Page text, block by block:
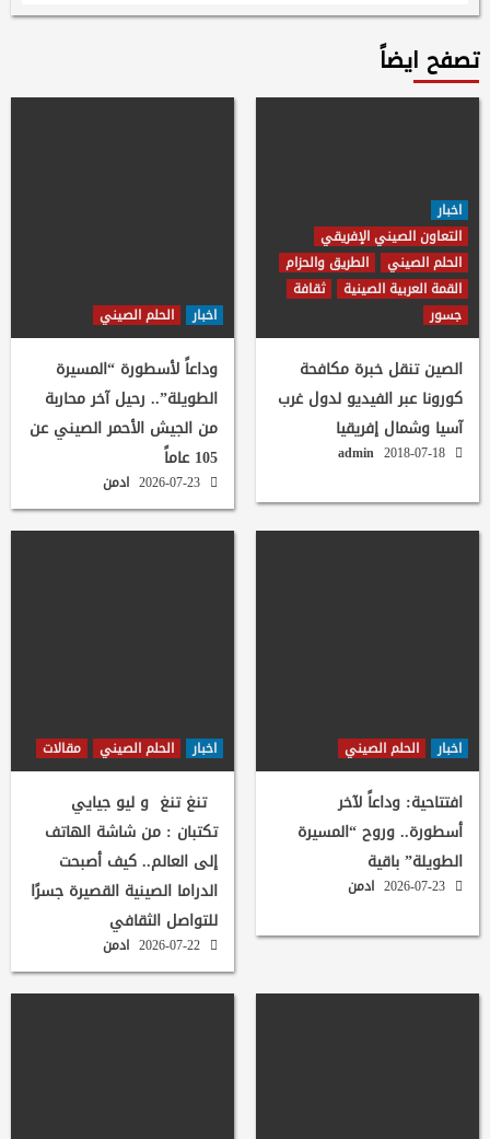
تصفح ايضاً
اخبار
التعاون الصيني الإفريقي
الحلم الصيني
الطريق والحزام
القمة العربية الصينية
ثقافة
جسور
الصين تنقل خبرة مكافحة
كورونا عبر الفيديو لدول غرب
آسيا وشمال إفريقيا
admin
اخبار الحلم الصيني
وداعاً لأسطورة “المسيرة
الطويلة”.. رحيل آخر محاربة
من الجيش الأحمر الصيني عن
105 عاماً
ادمن
اخبار الحلم الصيني
افتتاحية: وداعاً لآخر
أسطورة.. وروح “المسيرة
الطويلة” باقية
ادمن
اخبار الحلم الصيني مقالات
تنغ تنغ و ليو جيايي
تكتبان : من شاشة الهاتف
إلى العالم.. كيف أصبحت
الدراما الصينية القصيرة جسرًا
للتواصل الثقافي
ادمن